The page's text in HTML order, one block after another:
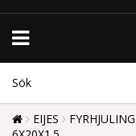
EIJES FYRHJULING